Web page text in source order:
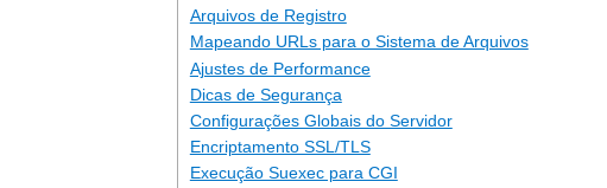
Arquivos de Registro
Mapeando URLs para o Sistema de Arquivos
Ajustes de Performance
Dicas de Segurança
Configurações Globais do Servidor
Encriptamento SSL/TLS
Execução Suexec para CGI